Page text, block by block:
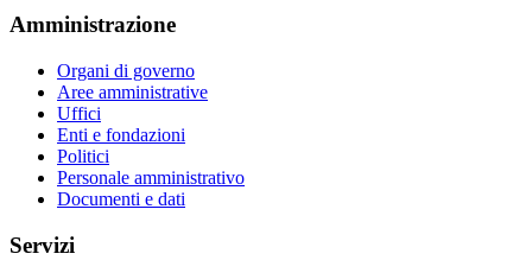
Amministrazione
Organi di governo
Aree amministrative
Uffici
Enti e fondazioni
Politici
Personale amministrativo
Documenti e dati
Servizi